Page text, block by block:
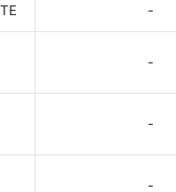
-
-
-
-